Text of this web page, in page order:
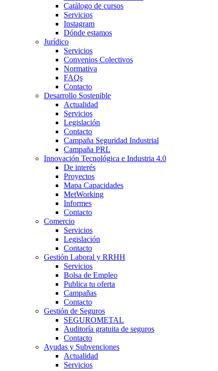
Catálogo de cursos
Servicios
Instagram
Dónde estamos
Jurídico
Servicios
Convenios Colectivos
Normativa
FAQs
Contacto
Desarrollo Sostenible
Actualidad
Servicios
Legislación
Contacto
Campaña Seguridad Industrial
Campaña PRL
Innovación Tecnológica e Industria 4.0
De interés
Proyectos
Mapa Capacidades
MetWorking
Informes
Contacto
Comercio
Servicios
Legislación
Contacto
Gestión Laboral y RRHH
Servicios
Bolsa de Empleo
Publica tu oferta
Campañas
Contacto
Gestión de Seguros
SEGUROMETAL
Auditoría gratuita de seguros
Contacto
Ayudas y Subvenciones
Actualidad
Servicios